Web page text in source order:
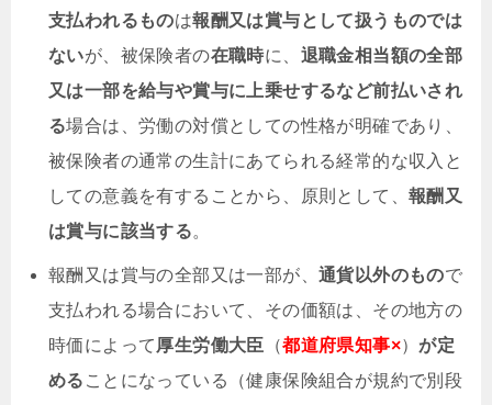
支払われるものは報酬又は賞与として扱うものでは
ないが、被保険者の在職時に、 退職金相当額の全部
又は一部を給与や賞与に上乗せするなど前払いされ
る場合は、労働の対償としての性格が明確であり、
被保険者の通常の生計にあてられる経常的な収入と
しての意義を有することから、原則として、 報酬又
は賞与に該当する。
報酬又は賞与の全部又は一部が、 通貨以外のもので
支払われる場合において、その価額は、その地方の
時価によって厚生労働大臣 （都道府県知事×） が定
める ことになっている（健康保険組合が規約で別段